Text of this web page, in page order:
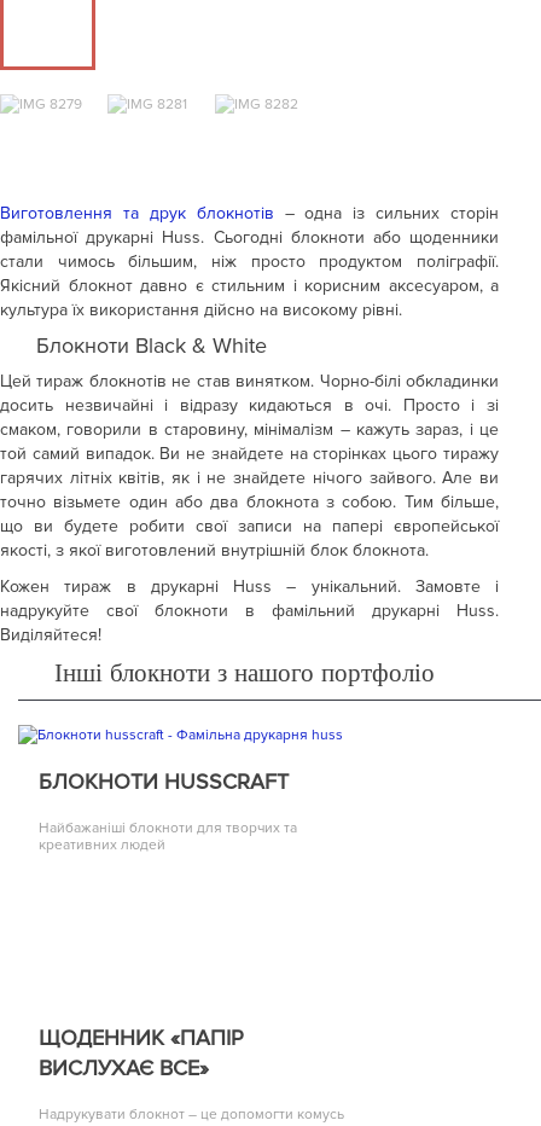
Виготовлення та друк блокнотів – одна із сильних сторін
фамільної друкарні Huss. Сьогодні блокноти або щоденники
стали чимось більшим, ніж просто продуктом поліграфії.
Якісний блокнот давно є стильним і корисним аксесуаром, а
культура їх використання дійсно на високому рівні.
Блокноти Black & White
Цей тираж блокнотів не став винятком. Чорно-білі обкладинки
досить незвичайні і відразу кидаються в очі. Просто і зі
смаком, говорили в старовину, мінімалізм – кажуть зараз, і це
той самий випадок. Ви не знайдете на сторінках цього тиражу
гарячих літніх квітів, як і не знайдете нічого зайвого. Але ви
точно візьмете один або два блокнота з собою. Тим більше,
що ви будете робити свої записи на папері європейської
якості, з якої виготовлений внутрішній блок блокнота.
Кожен тираж в друкарні Huss – унікальний. Замовте і
надрукуйте свої блокноти в фамільний друкарні Huss.
Виділяйтеся!
Інші блокноти з нашого портфоліо
БЛОКНОТИ HUSSCRAFT
Найбажаніші блокноти для творчих та
креативних людей
ЩОДЕННИК «ПАПІР
ВИСЛУХАЄ ВСЕ»
Надрукувати блокнот – це допомогти комусь